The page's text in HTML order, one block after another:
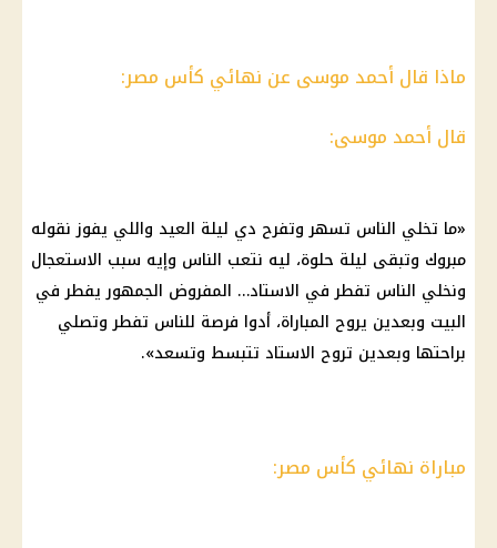
ماذا قال أحمد موسى عن نهائي كأس مصر:
قال أحمد موسى:
«ما تخلي الناس تسهر وتفرح دي ليلة العيد واللي يفوز نقوله
مبروك وتبقى ليلة حلوة، ليه نتعب الناس وإيه سبب الاستعجال
ونخلي الناس تفطر في الاستاد… المفروض الجمهور يفطر في
البيت وبعدين يروح المباراة، أدوا فرصة للناس تفطر وتصلي
براحتها وبعدين تروح الاستاد تتبسط وتسعد».
مباراة نهائي كأس مصر: